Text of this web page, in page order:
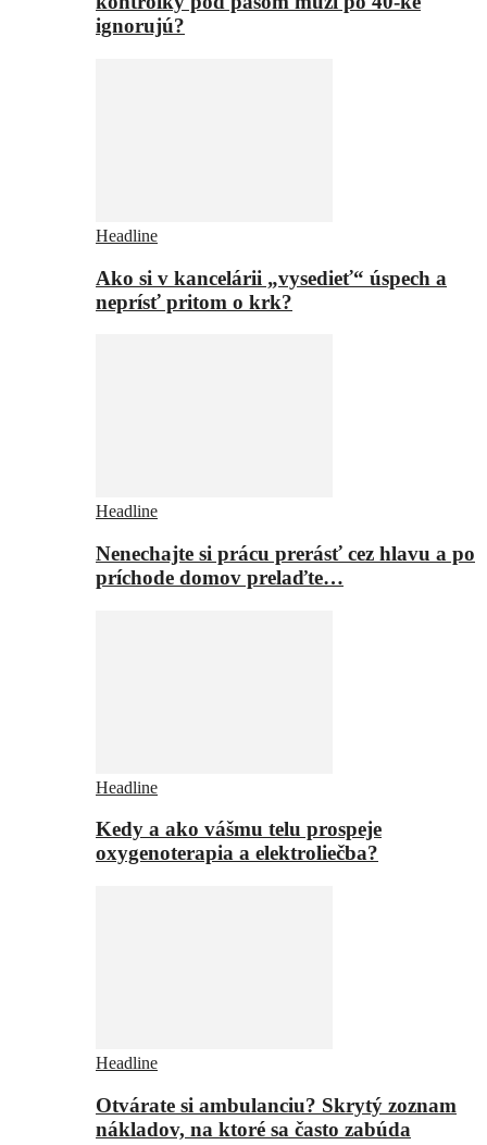
ignorujú?
Headline
Ako si v kancelárii „vysedieť“ úspech a
neprísť pritom o krk?
Headline
Nenechajte si prácu prerásť cez hlavu a po
príchode domov prelaďte…
Headline
Kedy a ako vášmu telu prospeje
oxygenoterapia a elektroliečba?
Headline
Otvárate si ambulanciu? Skrytý zoznam
nákladov, na ktoré sa často zabúda